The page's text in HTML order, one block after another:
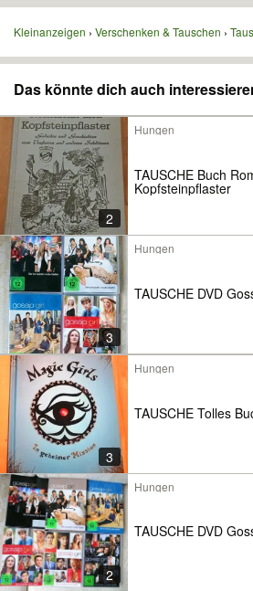
Kleinanzeigen Verschenken & Tauschen
Das könnte dich auch
2
Hungen
TAUSCHE Buch
Kopfsteinpflaster
3
Hungen
TAUSCHE DVD
3
Hungen
TAUSCHE Tolles
2
Hungen
TAUSCHE DVD